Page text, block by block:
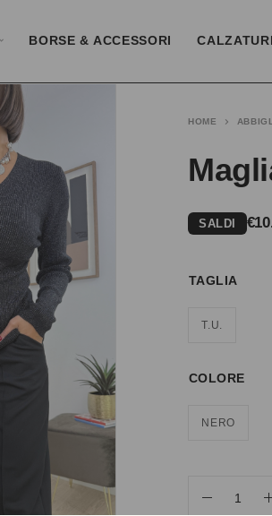
BORSE & ACCESSORI
HOME
SALDI €
TAGLIA
T.U.
COLORE
NERO